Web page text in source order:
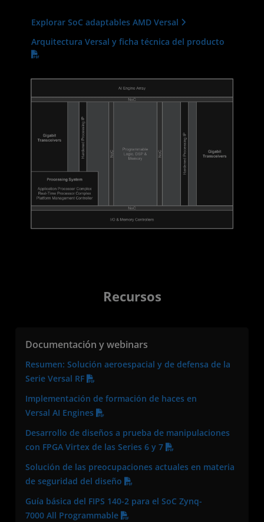
Explorar SoC adaptables AMD Versal
Arquitectura Versal y ficha técnica del producto
Recursos
Documentación y webinars
Resumen: Solución aeroespacial y de defensa de la
Serie Versal RF
Implementación de formación de haces en
Versal AI Engines
Desarrollo de diseños a prueba de manipulaciones
con FPGA Virtex de las Series 6 y 7
Solución de las preocupaciones actuales en materia
de seguridad del diseño
Guía básica del FIPS 140-2 para el SoC Zynq-
7000 All Programmable